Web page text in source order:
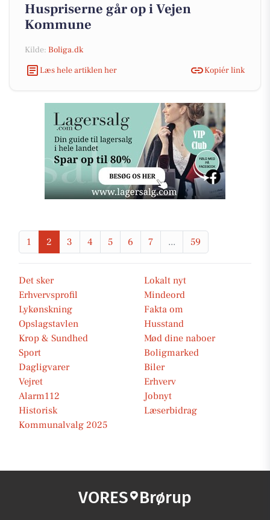
Huspriserne går op i Vejen
Kommune
Kilde: Boliga.dk
Læs hele artiklen her
Kopiér link
1 2 3 4 5 6 7 ... 59
Det sker
Lokalt nyt
Erhvervsprofil
Mindeord
Lykønskning
Fakta om
Opslagstavlen
Husstand
Krop & Sundhed
Mød dine naboer
Sport
Boligmarked
Dagligvarer
Biler
Vejret
Erhverv
Alarm112
Jobnyt
Historisk
Læserbidrag
Kommunalvalg 2025
VORES Brørup